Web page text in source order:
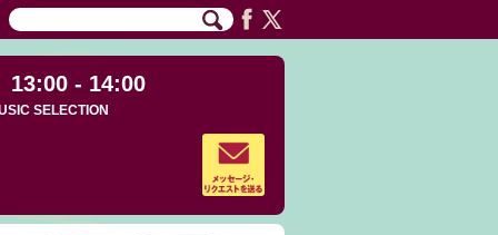
13:00 - 14:00
SELECTION